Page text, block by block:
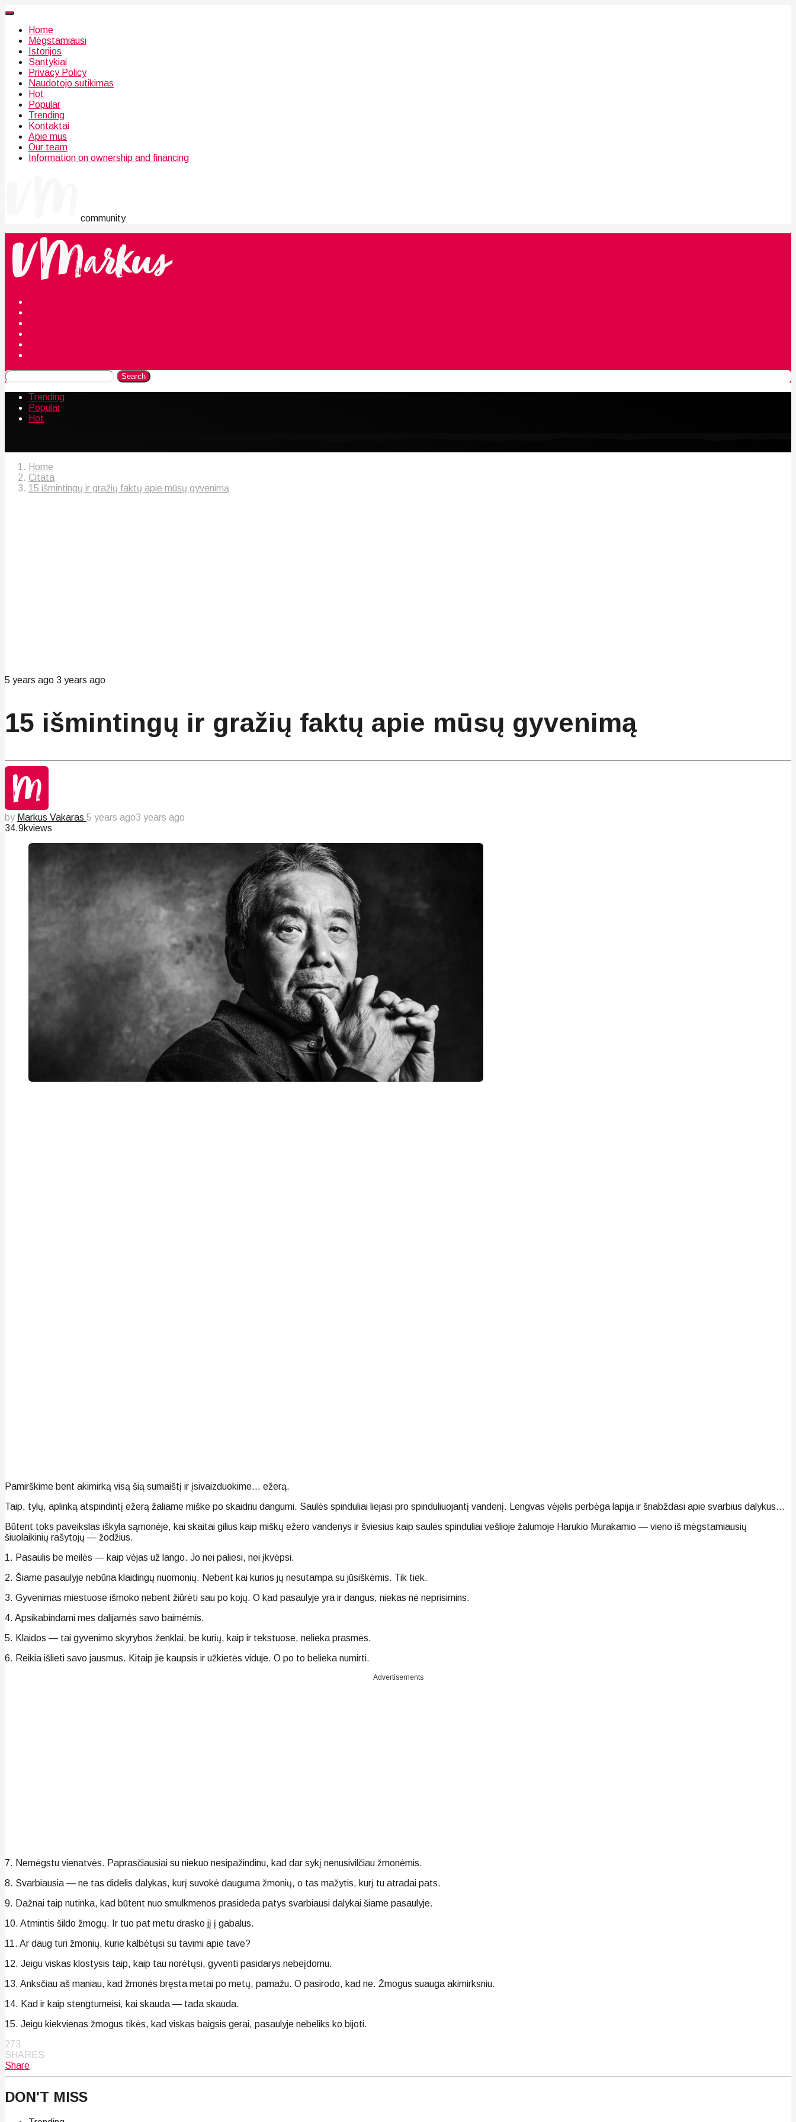
Home
Mėgstamiausi
Istorijos
Santykiai
Privacy Policy
Naudotojo sutikimas
Hot
Popular
Trending
Kontaktai
Apie mus
Our team
Information on ownership and financing
community
Search
Trending
Popular
Hot
Home
Citata
15 išmintingų ir gražių faktų apie mūsų gyvenimą
5 years ago 3 years ago
15 išmintingų ir gražių faktų apie mūsų gyvenimą
by Markus Vakaras 5 years ago3 years ago
34.9kviews
Pamirškime bent akimirką visą šią sumaištį ir įsivaizduokime… ežerą.
Taip, tylų, aplinką atspindintį ežerą žaliame miške po skaidriu dangumi. Saulės spinduliai liejasi pro spinduliuojantį vandenį. Lengvas vėjelis perbėga lapija ir šnabždasi apie svarbius dalykus…
Būtent toks paveikslas iškyla sąmonėje, kai skaitai gilius kaip miškų ežero vandenys ir šviesius kaip saulės spinduliai vešlioje žalumoje Harukio Murakamio — vieno iš mėgstamiausių
šiuolaikinių rašytojų — žodžius.
1. Pasaulis be meilės — kaip vėjas už lango. Jo nei paliesi, nei įkvėpsi.
2. Šiame pasaulyje nebūna klaidingų nuomonių. Nebent kai kurios jų nesutampa su jūsiškėmis. Tik tiek.
3. Gyvenimas miestuose išmoko nebent žiūrėti sau po kojų. O kad pasaulyje yra ir dangus, niekas nė neprisimins.
4. Apsikabindami mes dalijamės savo baimėmis.
5. Klaidos — tai gyvenimo skyrybos ženklai, be kurių, kaip ir tekstuose, nelieka prasmės.
6. Reikia išlieti savo jausmus. Kitaip jie kaupsis ir užkietės viduje. O po to belieka numirti.
Advertisements
7. Nemėgstu vienatvės. Paprasčiausiai su niekuo nesipažindinu, kad dar sykį nenusivilčiau žmonėmis.
8. Svarbiausia — ne tas didelis dalykas, kurį suvokė dauguma žmonių, o tas mažytis, kurį tu atradai pats.
9. Dažnai taip nutinka, kad būtent nuo smulkmenos prasideda patys svarbiausi dalykai šiame pasaulyje.
10. Atmintis šildo žmogų. Ir tuo pat metu drasko jį į gabalus.
11. Ar daug turi žmonių, kurie kalbėtųsi su tavimi apie tave?
12. Jeigu viskas klostysis taip, kaip tau norėtųsi, gyventi pasidarys nebeįdomu.
13. Anksčiau aš maniau, kad žmonės bręsta metai po metų, pamažu. O pasirodo, kad ne. Žmogus suauga akimirksniu.
14. Kad ir kaip stengtumeisi, kai skauda — tada skauda.
15. Jeigu kiekvienas žmogus tikės, kad viskas baigsis gerai, pasaulyje nebeliks ko bijoti.
273
SHARES
Share
DON'T MISS